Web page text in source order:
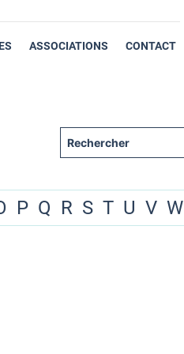
ASSOCIATIONS CONTACT
P Q R S T U V W